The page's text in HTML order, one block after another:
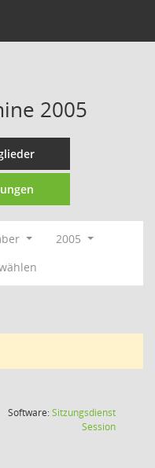
2005
2005
Software:Sitzungsdienst
Session(Wird in